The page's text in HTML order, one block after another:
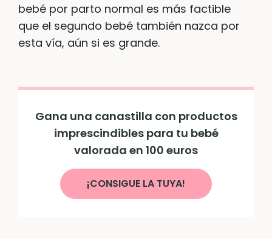
bebé por parto normal es más factible
que el segundo bebé también nazca por
esta vía, aún si es grande.
Gana una canastilla con productos
imprescindibles para tu bebé
valorada en 100 euros
¡CONSIGUE LA TUYA!